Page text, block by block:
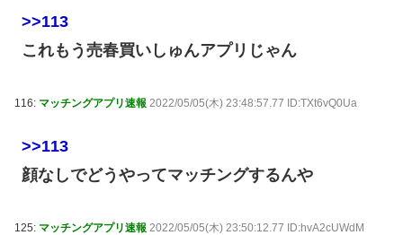
>>113
これもう売春買いしゅんアプリじゃん
116: マッチングアプリ速報 2022/05/05(木) 23:48:57.77 ID:TXt6vQ0Ua
>>113
顔なしでどうやってマッチングするんや
125: マッチングアプリ速報 2022/05/05(木) 23:50:12.77 ID:hvA2cUWdM